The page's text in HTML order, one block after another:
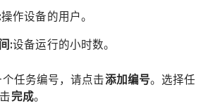
操作设备的用户。
:设备运行的小时数。
任务编号，请点击添加编号。选择任
完成。